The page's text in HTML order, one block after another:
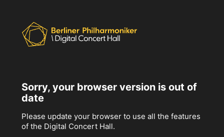
Sorry, your browser version is out of
date
Please update your browser to use all the features
of the Digital Concert Hall.